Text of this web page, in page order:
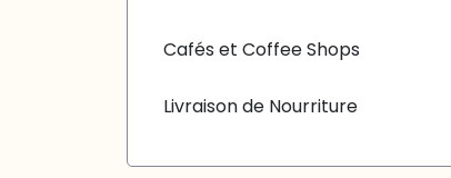
Cafés et Coffee Shops
Livraison de Nourriture